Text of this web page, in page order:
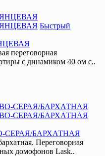
Быстрый
переговорная
с динамиком 40 ом с..
СЕРАЯ/БАРХАТНАЯ
Переговорная
домофонов Lask..